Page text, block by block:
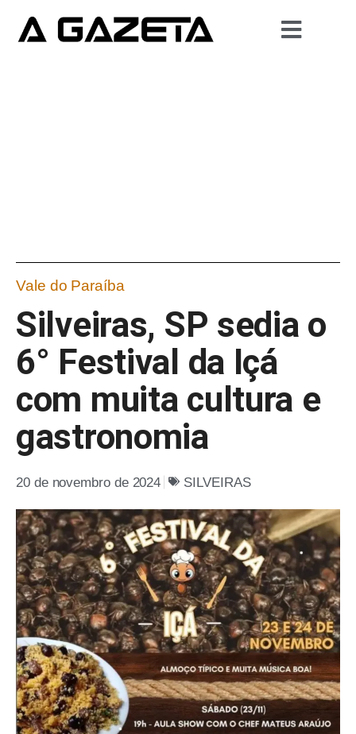
Vale do Paraíba
Silveiras, SP sedia o
6° Festival da Içá
com muita cultura e
gastronomia
20 de novembro de 2024 SILVEIRAS